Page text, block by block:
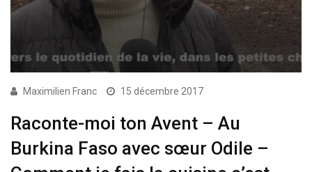
Maximilien Franc 15 décembre 2017
Raconte-moi ton Avent – Au
Burkina Faso avec sœur Odile –